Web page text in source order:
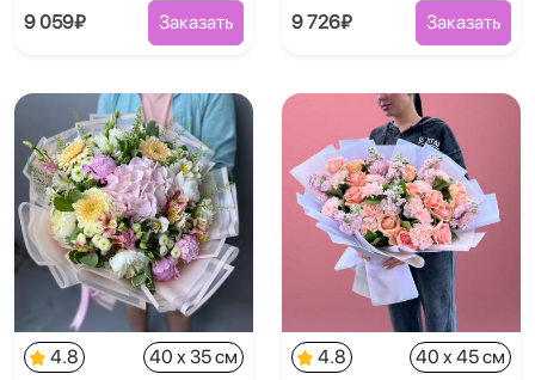
9 059₽ Заказать 9 726₽ Заказать
4.8
40 x 35 см
4.8
40 x 45 см